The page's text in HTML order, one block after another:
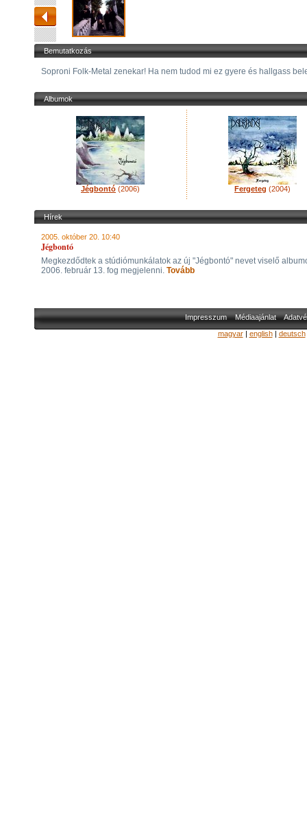
Bemutatkozás
Soproni Folk-Metal zenekar! Ha nem tudod mi ez gyere és hallgass
Albumok
Jégbontó (2006) Fergeteg (2004)
Hírek
2005. október 20. 10:40
Jégbontó
Megkezdődtek a stúdiómunkálatok az új "Jégbontó" nevet viselő
2006. február 13. fog megjelenni. Tovább
Impresszum Médiaajánlat
magyar| english| deutsch